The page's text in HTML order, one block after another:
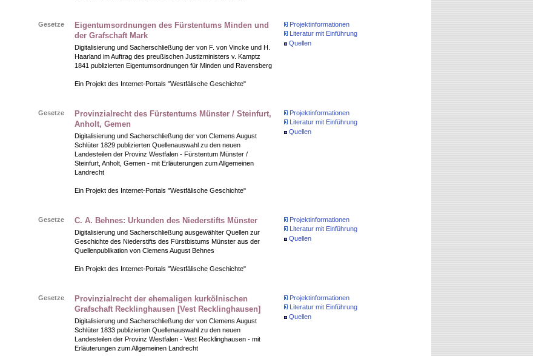
Gesetze
Eigentumsordnungen des Fürstentums Minden und
der Grafschaft Mark
Digitalisierung und Sacherschließung der von F. von Vincke und H.
Haarland im Auftrag des preußischen Justizministers v. Kamptz
1841 publizierten Eigentumsordnungen für Minden und Ravensberg
Ein Projekt des Internet-Portals "Westfälische Geschichte"
Projektinformationen
Literatur mit Einführung
Quellen
Gesetze
Provinzialrecht des Fürstentums Münster / Steinfurt,
Anholt, Gemen
Digitalisierung und Sacherschließung der von Clemens August
Schlüter 1829 publizierten Quellenauswahl zu den neuen
Landesteilen der Provinz Westfalen - Fürstentum Münster /
Steinfurt, Anholt, Gemen - mit Erläuterungen zum Allgemeinen
Landrecht
Ein Projekt des Internet-Portals "Westfälische Geschichte"
Projektinformationen
Literatur mit Einführung
Quellen
Gesetze C. A. Behnes: Urkunden des Niederstifts Münster
Digitalisierung und Sacherschließung ausgewählter Quellen zur
Geschichte des Niederstifts des Fürstbistums Münster aus der
Quellenpublikation von Clemens August Behnes
Ein Projekt des Internet-Portals "Westfälische Geschichte"
Projektinformationen
Literatur mit Einführung
Quellen
Gesetze
Provinzialrecht der ehemaligen kurkölnischen
Grafschaft Recklinghausen [Vest Recklinghausen]
Digitalisierung und Sacherschließung der von Clemens August
Schlüter 1833 publizierten Quellenauswahl zu den neuen
Landesteilen der Provinz Westfalen - Vest Recklinghausen - mit
Erläuterungen zum Allgemeinen Landrecht
Projektinformationen
Literatur mit Einführung
Quellen